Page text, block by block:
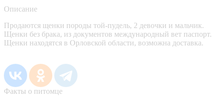
Описание
Продаются щенки породы той-пудель, 2 девочки и мальчик.
Щенки без брака, из документов международный вет паспорт.
Щенки находятся в Орловской области, возможна доставка.
Факты о питомце